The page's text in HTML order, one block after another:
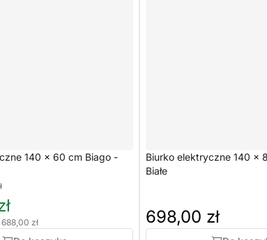
140 x 60 cm Biago -
zł
Biurko elektryczne 140 x
Białe
698,00 zł